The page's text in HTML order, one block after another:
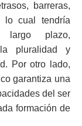
barreras,
lo cual tendría
largo plazo,
pluralidad y
Por otro lado,
garantiza una
del ser
formación de